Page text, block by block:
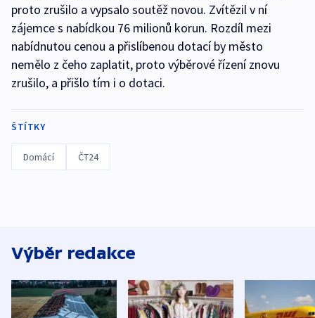
proto zrušilo a vypsalo soutěž novou. Zvítězil v ní
zájemce s nabídkou 76 milionů korun. Rozdíl mezi
nabídnutou cenou a přislíbenou dotací by město
nemělo z čeho zaplatit, proto výběrové řízení znovu
zrušilo, a přišlo tím i o dotaci.
ŠTÍTKY
Domácí ČT24
Výběr redakce